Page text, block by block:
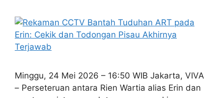
Minggu, 24 Mei 2026 – 16:50 WIB Jakarta, VIVA
– Perseteruan antara Rien Wartia alias Erin dan